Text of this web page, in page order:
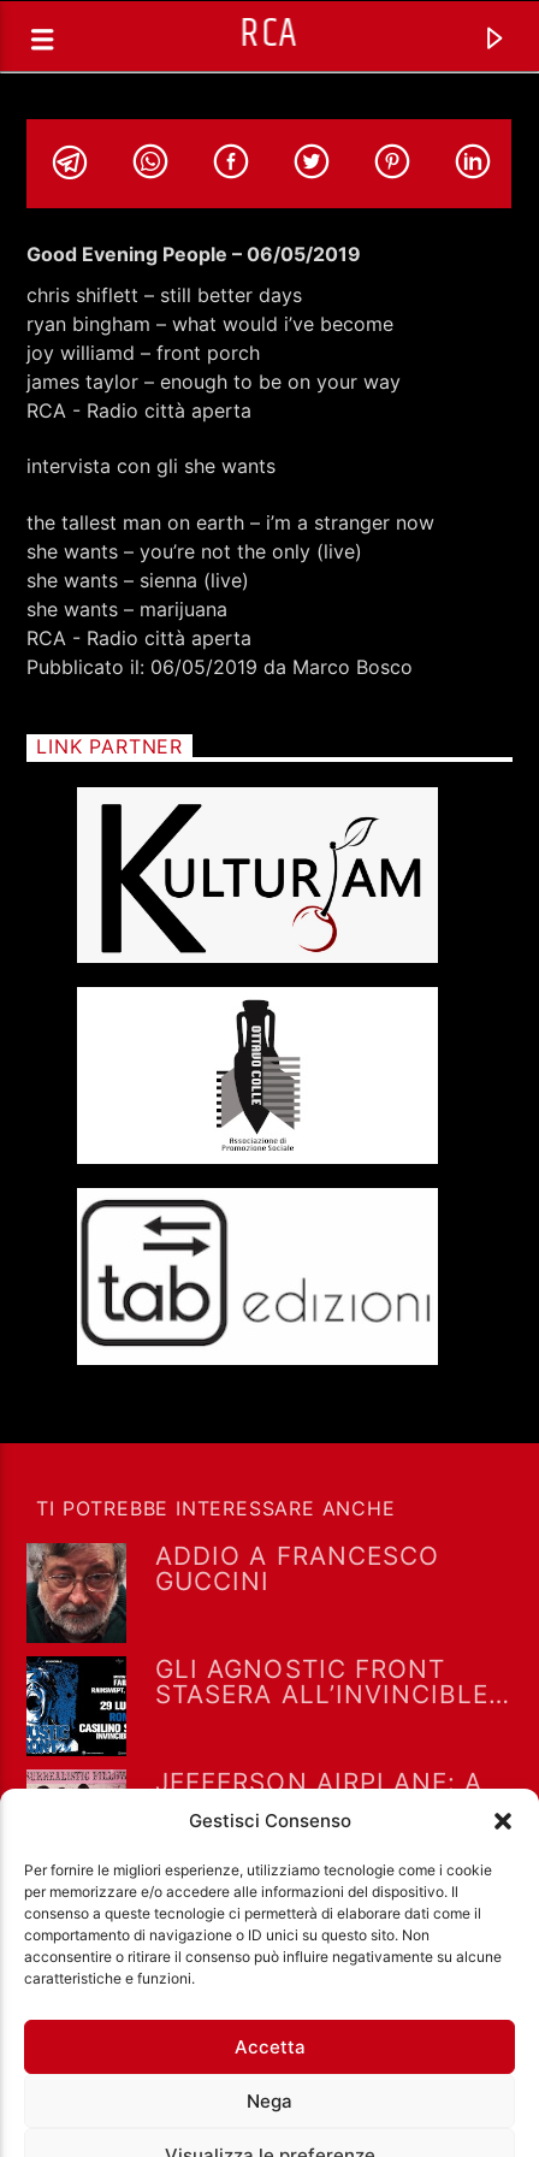
Gestisci Consenso
Per fornire le migliori esperienze, utilizziamo tecnologie come i cookie
per memorizzare e/o accedere alle informazioni del dispositivo. Il
consenso a queste tecnologie ci permetterà di elaborare dati come il
comportamento di navigazione o ID unici su questo sito. Non
acconsentire o ritirare il consenso può influire negativamente su alcune
caratteristiche e funzioni.
Accetta
Nega
RCA
TRACCIA CORRENTE
SELEZIONI MUSICALI
RCA - Radio città aperta
+393401974468
Sostieni Radio Città Aperta
Good Evening People – 06/05/2019
chris shiflett – still better days
ryan bingham – what would i’ve become
joy williamd – front porch
james taylor – enough to be on your way
RCA - Radio città aperta
intervista con gli she wants
the tallest man on earth – i’m a stranger now
she wants – you’re not the only (live)
she wants – sienna (live)
she wants – marijuana
RCA - Radio città aperta
Pubblicato il: 06/05/2019 da Marco Bosco
LINK PARTNER
TI POTREBBE INTERESSARE ANCHE
ADDIO A FRANCESCO
GUCCINI
GLI AGNOSTIC FRONT
STASERA ALL’INVINCIBLE
JEFFERSON AIRPLANE: A
LUGLIO 1967 “WHITE
RABBIT” RAGGIUNSE LA
POSIZIONE #8 NELLA
BILLBOARD HOT 100
Ass. Cult. Dissociazione - Codice fiscale:
Città Aperta via di Casal Bruciato 31/A, Roma